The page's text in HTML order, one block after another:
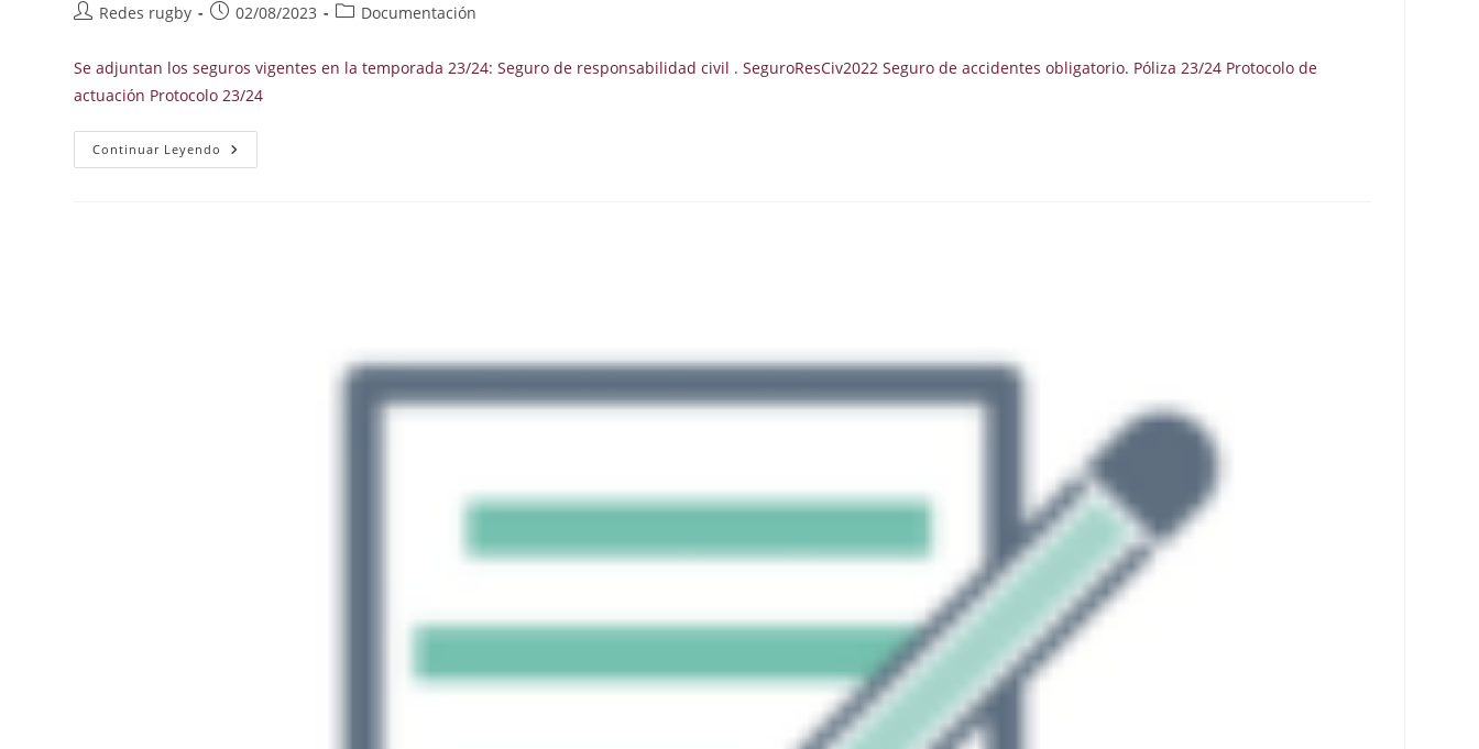
Autor
la
entrada:
Redes rugby
Publicación
entrada:
02/08/2023
Categoría
la
entrada:
Documentación
Se adjuntan los seguros vigentes en la temporada 23/24: Seguro de responsabilidad civil . SeguroResCiv2022 Seguro de accidentes obligatorio. Póliza 23/24 Protocolo de
actuación Protocolo 23/24
Continuar Leyendo Seguros
Federacion